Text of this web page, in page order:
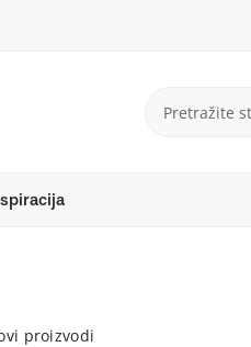
proizvodi